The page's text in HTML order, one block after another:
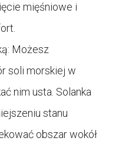
mięśniowe i
Możesz
soli morskiej w
nim usta. Solanka
stanu
obszar wokół